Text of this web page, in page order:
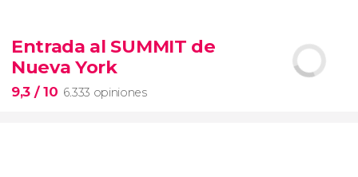
visita guiada por el Coliseo, Foro y Palatino
tour
en español
Entrada al SUMMIT de
Nueva York
9,3 / 10 6.333 opiniones